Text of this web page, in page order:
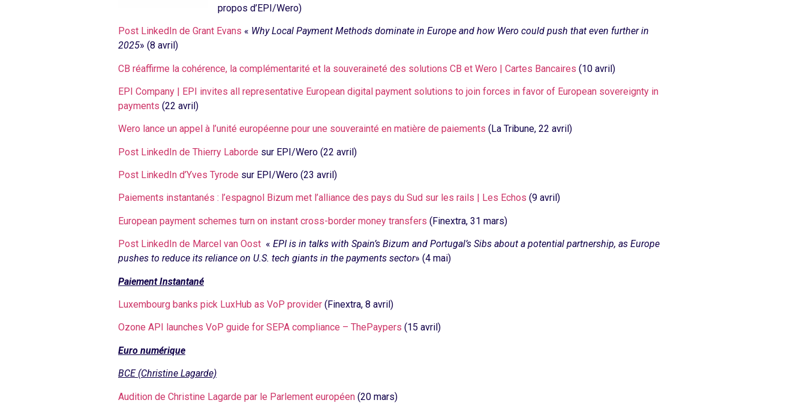
propos d’EPI/Wero)
Post LinkedIn de Grant Evans « Why Local Payment Methods dominate in Europe and how Wero could push that even further in
2025» (8 avril)
CB réaffirme la cohérence, la complémentarité et la souveraineté des solutions CB et Wero | Cartes Bancaires (10 avril)
EPI Company | EPI invites all representative European digital payment solutions to join forces in favor of European sovereignty in
payments (22 avril)
Wero lance un appel à l’unité européenne pour une souverainté en matière de paiements (La Tribune, 22 avril)
Post LinkedIn de Thierry Laborde sur EPI/Wero (22 avril)
Post LinkedIn d’Yves Tyrode sur EPI/Wero (23 avril)
Paiements instantanés : l’espagnol Bizum met l’alliance des pays du Sud sur les rails | Les Echos (9 avril)
European payment schemes turn on instant cross-border money transfers (Finextra, 31 mars)
Post LinkedIn de Marcel van Oost « EPI is in talks with Spain’s Bizum and Portugal’s Sibs about a potential partnership, as Europe
pushes to reduce its reliance on U.S. tech giants in the payments sector» (4 mai)
Paiement Instantané
Luxembourg banks pick LuxHub as VoP provider (Finextra, 8 avril)
Ozone API launches VoP guide for SEPA compliance – ThePaypers (15 avril)
Euro numérique
BCE (Christine Lagarde)
Audition de Christine Lagarde par le Parlement européen (20 mars)